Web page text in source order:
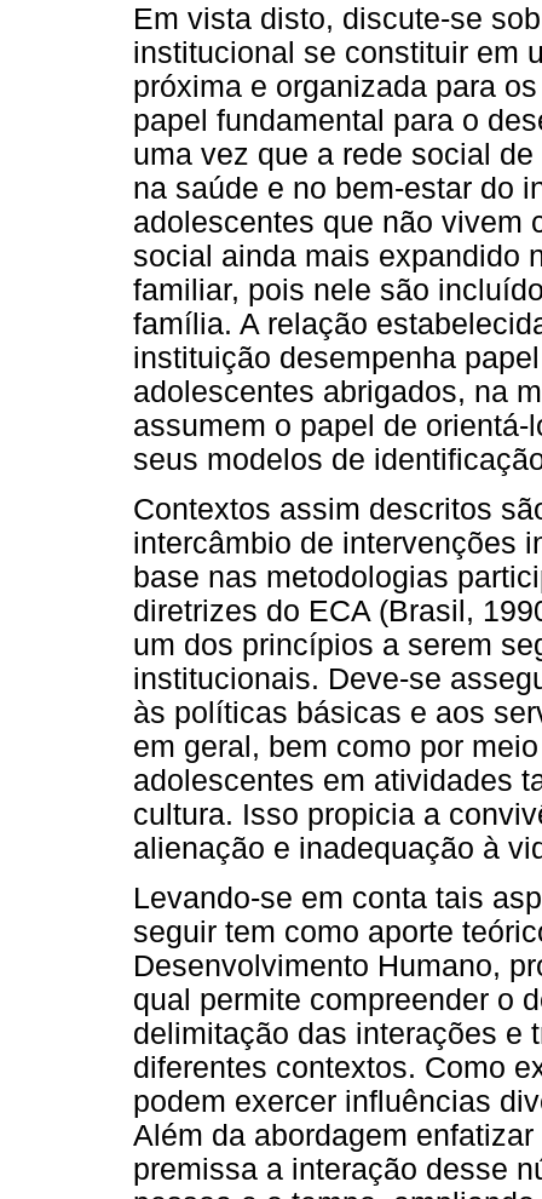
Em vista disto, discute-se
institucional se constituir em
próxima e organizada para
papel fundamental para o
uma vez que a rede social
na saúde e no bem-estar do
adolescentes que não vivem
social ainda mais expandido
familiar, pois nele são
família. A relação
instituição desempenha
adolescentes abrigados, na
assumem o papel de
seus modelos de
Contextos assim descritos
intercâmbio de intervenções
base nas metodologias
diretrizes do ECA (Brasil,
um dos princípios a serem
institucionais. Deve-se
às políticas básicas e aos
em geral, bem como por
adolescentes em atividades
cultura. Isso propicia a
alienação e inadequação à
Levando-se em conta tais
seguir tem como aporte
Desenvolvimento Humano,
qual permite compreender o
delimitação das interações e
diferentes contextos. Como
podem exercer influências
Além da abordagem
premissa a interação desse